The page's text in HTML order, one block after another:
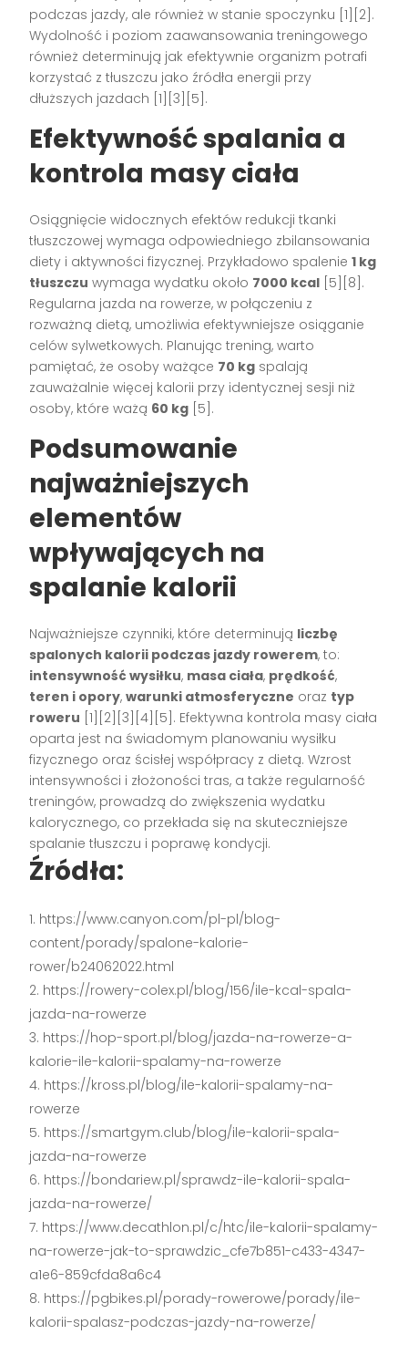
podczas jazdy, ale również w stanie spoczynku [1][2].
Wydolność i poziom zaawansowania treningowego
również determinują jak efektywnie organizm potrafi
korzystać z tłuszczu jako źródła energii przy
dłuższych jazdach [1][3][5].
Efektywność spalania a
kontrola masy ciała
Osiągnięcie widocznych efektów redukcji tkanki
tłuszczowej wymaga odpowiedniego zbilansowania
diety i aktywności fizycznej. Przykładowo spalenie1 kg
tłuszczu wymaga wydatku około 7000 kcal [5][8].
Regularna jazda na rowerze, w połączeniu z
rozważną dietą, umożliwia efektywniejsze osiąganie
celów sylwetkowych. Planując trening, warto
pamiętać, że osoby ważące 70 kg spalają
zauważalnie więcej kalorii przy identycznej sesji niż
osoby, które ważą 60 kg [5].
Podsumowanie
najważniejszych
elementów
wpływających na
spalanie kalorii
Najważniejsze czynniki, które determinują liczbę
spalonych kalorii podczas jazdy rowerem, to:
intensywność wysiłku, masa ciała, prędkość,
teren i opory,warunki atmosferyczne oraz typ
roweru [1][2][3][4][5]. Efektywna kontrola masy ciała
oparta jest na świadomym planowaniu wysiłku
fizycznego oraz ścisłej współpracy z dietą. Wzrost
intensywności i złożoności tras, a także regularność
treningów, prowadzą do zwiększenia wydatku
kalorycznego, co przekłada się na skuteczniejsze
spalanie tłuszczu i poprawę kondycji.
Źródła:
https://www.canyon.com/pl-pl/blog-
content/porady/spalone-kalorie-
rower/b24062022.html
https://rowery-colex.pl/blog/156/ile-kcal-spala-
jazda-na-rowerze
https://hop-sport.pl/blog/jazda-na-rowerze-a-
kalorie-ile-kalorii-spalamy-na-rowerze
https://kross.pl/blog/ile-kalorii-spalamy-na-
rowerze
https://smartgym.club/blog/ile-kalorii-spala-
jazda-na-rowerze
https://bondariew.pl/sprawdz-ile-kalorii-spala-
jazda-na-rowerze/
https://www.decathlon.pl/c/htc/ile-kalorii-spalamy-
na-rowerze-jak-to-sprawdzic_cfe7b851-c433-4347-
a1e6-859cfda8a6c4
https://pgbikes.pl/porady-rowerowe/porady/ile-
kalorii-spalasz-podczas-jazdy-na-rowerze/